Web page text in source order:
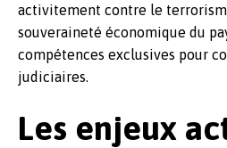
activitement contre le
souveraineté économique du
compétences exclusives pour
judiciaires.
Les enjeux